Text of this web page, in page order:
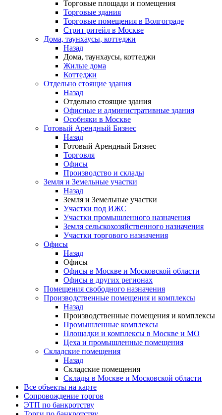
Торговые площади и помещения
Торговые здания
Торговые помещения в Волгограде
Стрит ритейл в Москве
Дома, таунхаусы, коттеджи
Назад
Дома, таунхаусы, коттеджи
Жилые дома
Коттеджи
Отдельно стоящие здания
Назад
Отдельно стоящие здания
Офисные и административные здания
Особняки в Москве
Готовый Арендный Бизнес
Назад
Готовый Арендный Бизнес
Торговля
Офисы
Производство и склады
Земля и Земельные участки
Назад
Земля и Земельные участки
Участки под ИЖС
Участки промышленного назначения
Земля сельскохозяйственного назначения
Участки торгового назначения
Офисы
Назад
Офисы
Офисы в Москве и Московской области
Офисы в других регионах
Помещения свободного назначения
Производственные помещения и комплексы
Назад
Производственные помещения и комплексы
Промышленные комплексы
Площадки и комплексы в Москве и МО
Цеха и промышленные помещения
Складские помещения
Назад
Складские помещения
Склады в Москве и Московской области
Все объекты на карте
Сопровождение торгов
ЭТП по банкротству